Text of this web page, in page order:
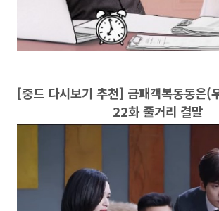
[중드 다시보기 추천] 금패객복동동은(
22화 줄거리 결말